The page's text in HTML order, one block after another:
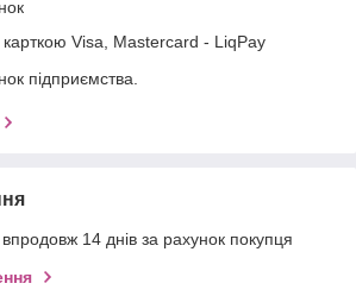
Visa, Mastercard - LiqPay
підприємства.
14 днів за рахунок покупця